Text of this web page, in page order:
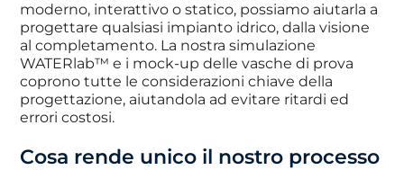
moderno, interattivo o statico, possiamo aiutarla a
progettare qualsiasi impianto idrico, dalla visione
al completamento. La nostra simulazione
WATERlab™ e i mock-up delle vasche di prova
coprono tutte le considerazioni chiave della
progettazione, aiutandola ad evitare ritardi ed
errori costosi.
Cosa rende unico il nostro processo